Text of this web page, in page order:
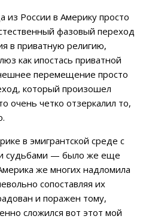
из России в Америку просто
фазовый переход
в приватную религию,
как ипостась приватной
перемещение просто
который произошел
очень четко отзеркалил то,
в эмигрантской среде с
судьбами — было же еще
же многих надломила
сопоставляя их
и поражен тому,
сложился вот этот мой